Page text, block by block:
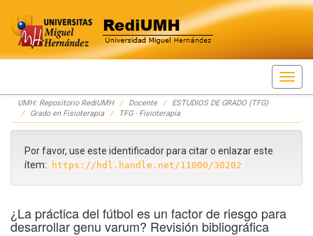
Skip
navigation
UMH: Repositorio RediUMH Docente
ESTUDIOS DE GRADO (TFG)
Grado en Fisioterapia
TFG - Fisioterapia
Por favor, use este identificador para citar o enlazar este
ítem:
https://hdl.handle.net/11000/30202
¿La práctica del fútbol es un factor de riesgo para
desarrollar genu varum? Revisión bibliográfica